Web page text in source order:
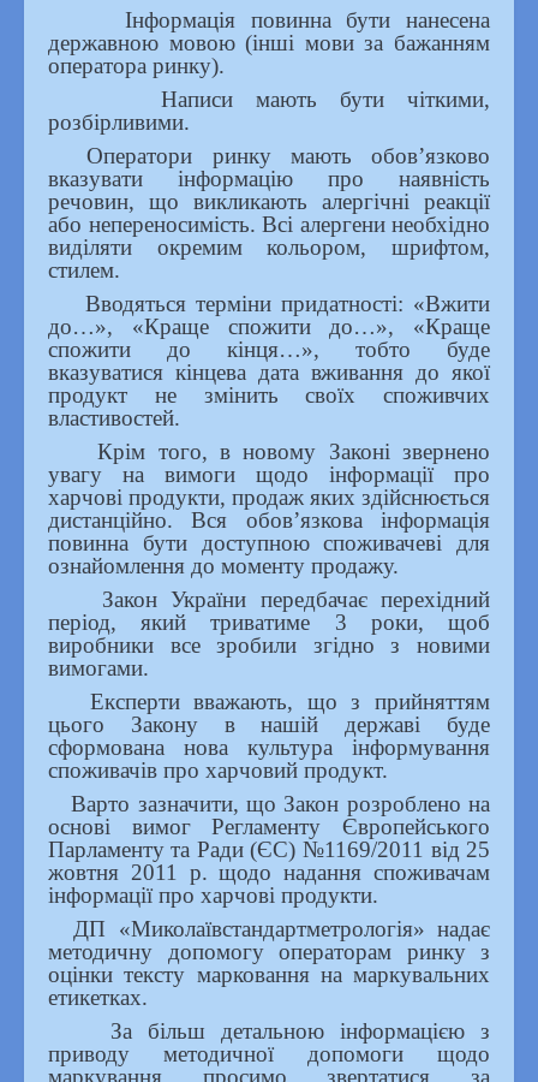
Інформація повинна бути нанесена
державною мовою (інші мови за бажанням
оператора ринку).
Написи мають бути чіткими,
розбірливими.
Оператори ринку мають обов’язково
вказувати інформацію про наявність
речовин, що викликають алергічні реакції
або непереносимість. Всі алергени необхідно
виділяти окремим кольором, шрифтом,
стилем.
Вводяться терміни придатності: «Вжити
до…», «Краще спожити до…», «Краще
спожити до кінця…», тобто буде
вказуватися кінцева дата вживання до якої
продукт не змінить своїх споживчих
властивостей.
Крім того, в новому Законі звернено
увагу на вимоги щодо інформації про
харчові продукти, продаж яких здійснюється
дистанційно. Вся обов’язкова інформація
повинна бути доступною споживачеві для
ознайомлення до моменту продажу.
Закон України передбачає перехідний
період, який триватиме 3 роки, щоб
виробники все зробили згідно з новими
вимогами.
Експерти вважають, що з прийняттям
цього Закону в нашій державі буде
сформована нова культура інформування
споживачів про харчовий продукт.
Варто зазначити, що Закон розроблено на
основі вимог Регламенту Європейського
Парламенту та Ради (ЄС) №1169/2011 від 25
жовтня 2011 р. щодо надання споживачам
інформації про харчові продукти.
ДП «Миколаївстандартметрологія» надає
методичну допомогу операторам ринку з
оцінки тексту марковання на маркувальних
етикетках.
За більш детальною інформацією з
приводу методичної допомоги щодо
маркування просимо звертатися за